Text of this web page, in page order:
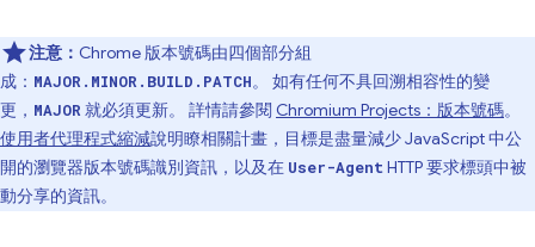
注意： Chrome 版本號碼由四個部分組
成： MAJOR.MINOR.BUILD.PATCH。 如有任何不具回溯相容性的變
更， MAJOR 就必須更新。 詳情請參閱 Chromium Projects：版本號碼。
使用者代理程式縮減說明瞭相關計畫，目標是盡量減少 JavaScript 中公
開的瀏覽器版本號碼識別資訊，以及在 User-Agent HTTP 要求標頭中被
動分享的資訊。